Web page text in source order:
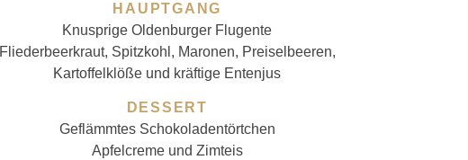
HAUPTGANG
Knusprige Oldenburger Flugente
Fliederbeerkraut, Spitzkohl, Maronen, Preiselbeeren,
Kartoffelklöße und kräftige Entenjus
DESSERT
Geflämmtes Schokoladentörtchen
Apfelcreme und Zimteis